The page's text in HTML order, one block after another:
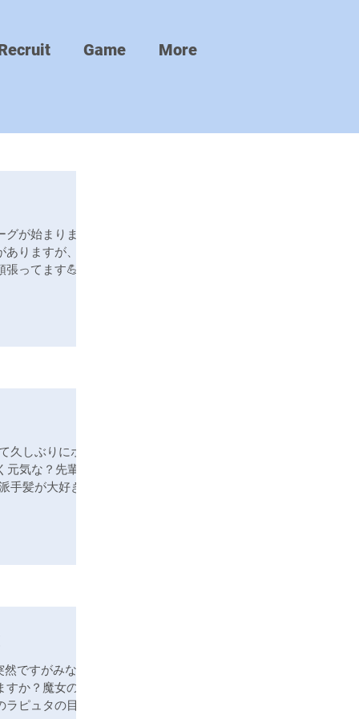
Game More
が始まりまし
りますが、得
ってます💪 残
久しぶりにホッ
気な？先輩方
手髪が大好きで
ですがみなさ
か？魔女の宅
ピュタの目玉